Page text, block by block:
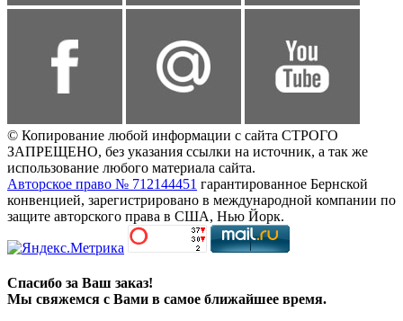
© Копирование любой информации с сайта СТРОГО
ЗАПРЕЩЕНО, без указания ссылки на источник, а так же
использование любого материала сайта.
Авторское право № 712144451 гарантированное Бернской
конвенцией, зарегистрировано в международной компании по
защите авторского права в США, Нью Йорк.
Спасибо за Ваш заказ!
Мы свяжемся с Вами в самое ближайшее время.